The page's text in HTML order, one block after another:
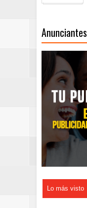
Anunciantes
Lo más visto